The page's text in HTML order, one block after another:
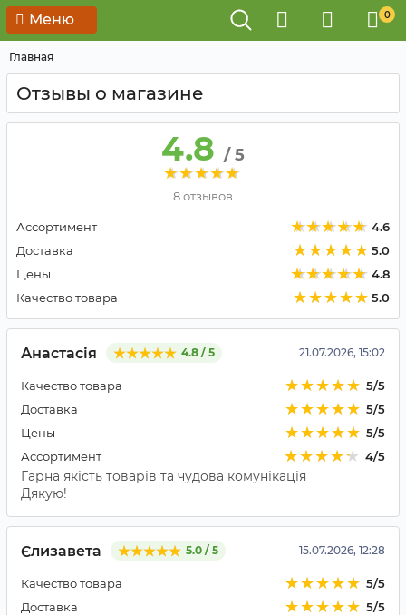
Меню 0
Главная
Отзывы о магазине
4.8 / 5
8 отзывов
Ассортимент
4.6
Доставка
5.0
Цены
4.8
Качество товара
5.0
Анастасія 4.8 / 5 21.07.2026, 15:02
Качество товара
5/5
Доставка
5/5
Цены
5/5
Ассортимент
4/5
Гарна якість товарів та чудова комунікація
Дякую!
Єлизавета 5.0 / 5 15.07.2026, 12:28
Качество товара
5/5
Доставка
5/5